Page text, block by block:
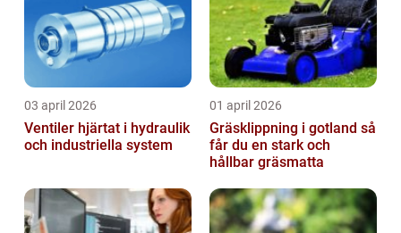
03 april 2026
Ventiler hjärtat i hydraulik
och industriella system
01 april 2026
Gräsklippning i gotland så
får du en stark och
hållbar gräsmatta